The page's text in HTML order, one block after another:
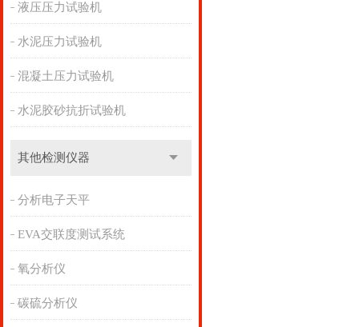
液压压力试验机
水泥压力试验机
混凝土压力试验机
水泥胶砂抗折试验机
其他检测仪器
分析电子天平
EVA交联度测试系统
氧分析仪
碳硫分析仪